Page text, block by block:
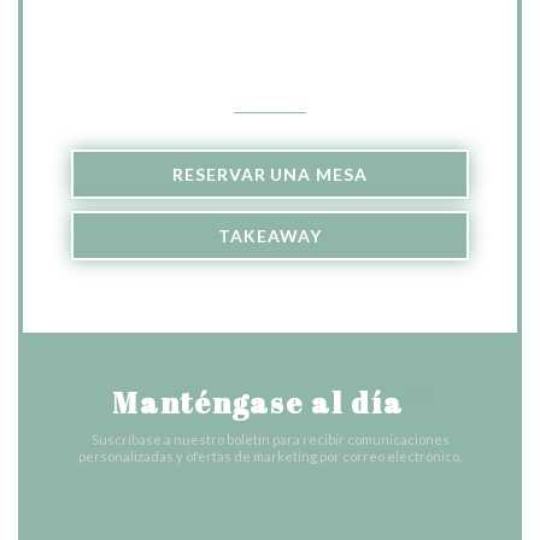
perdue et le Tiramisu aux fruits rouges.
Bref, si vous êtes en quête d'un restaurant sympa dans
le 7e arrondissement pour manger une cuisine saine et
faite maison, vous avez d'adresse !
RESERVAR UNA MESA
TAKEAWAY
Manténgase al día
Suscríbase a nuestro boletín para recibir comunicaciones
personalizadas y ofertas de marketing por correo electrónico.